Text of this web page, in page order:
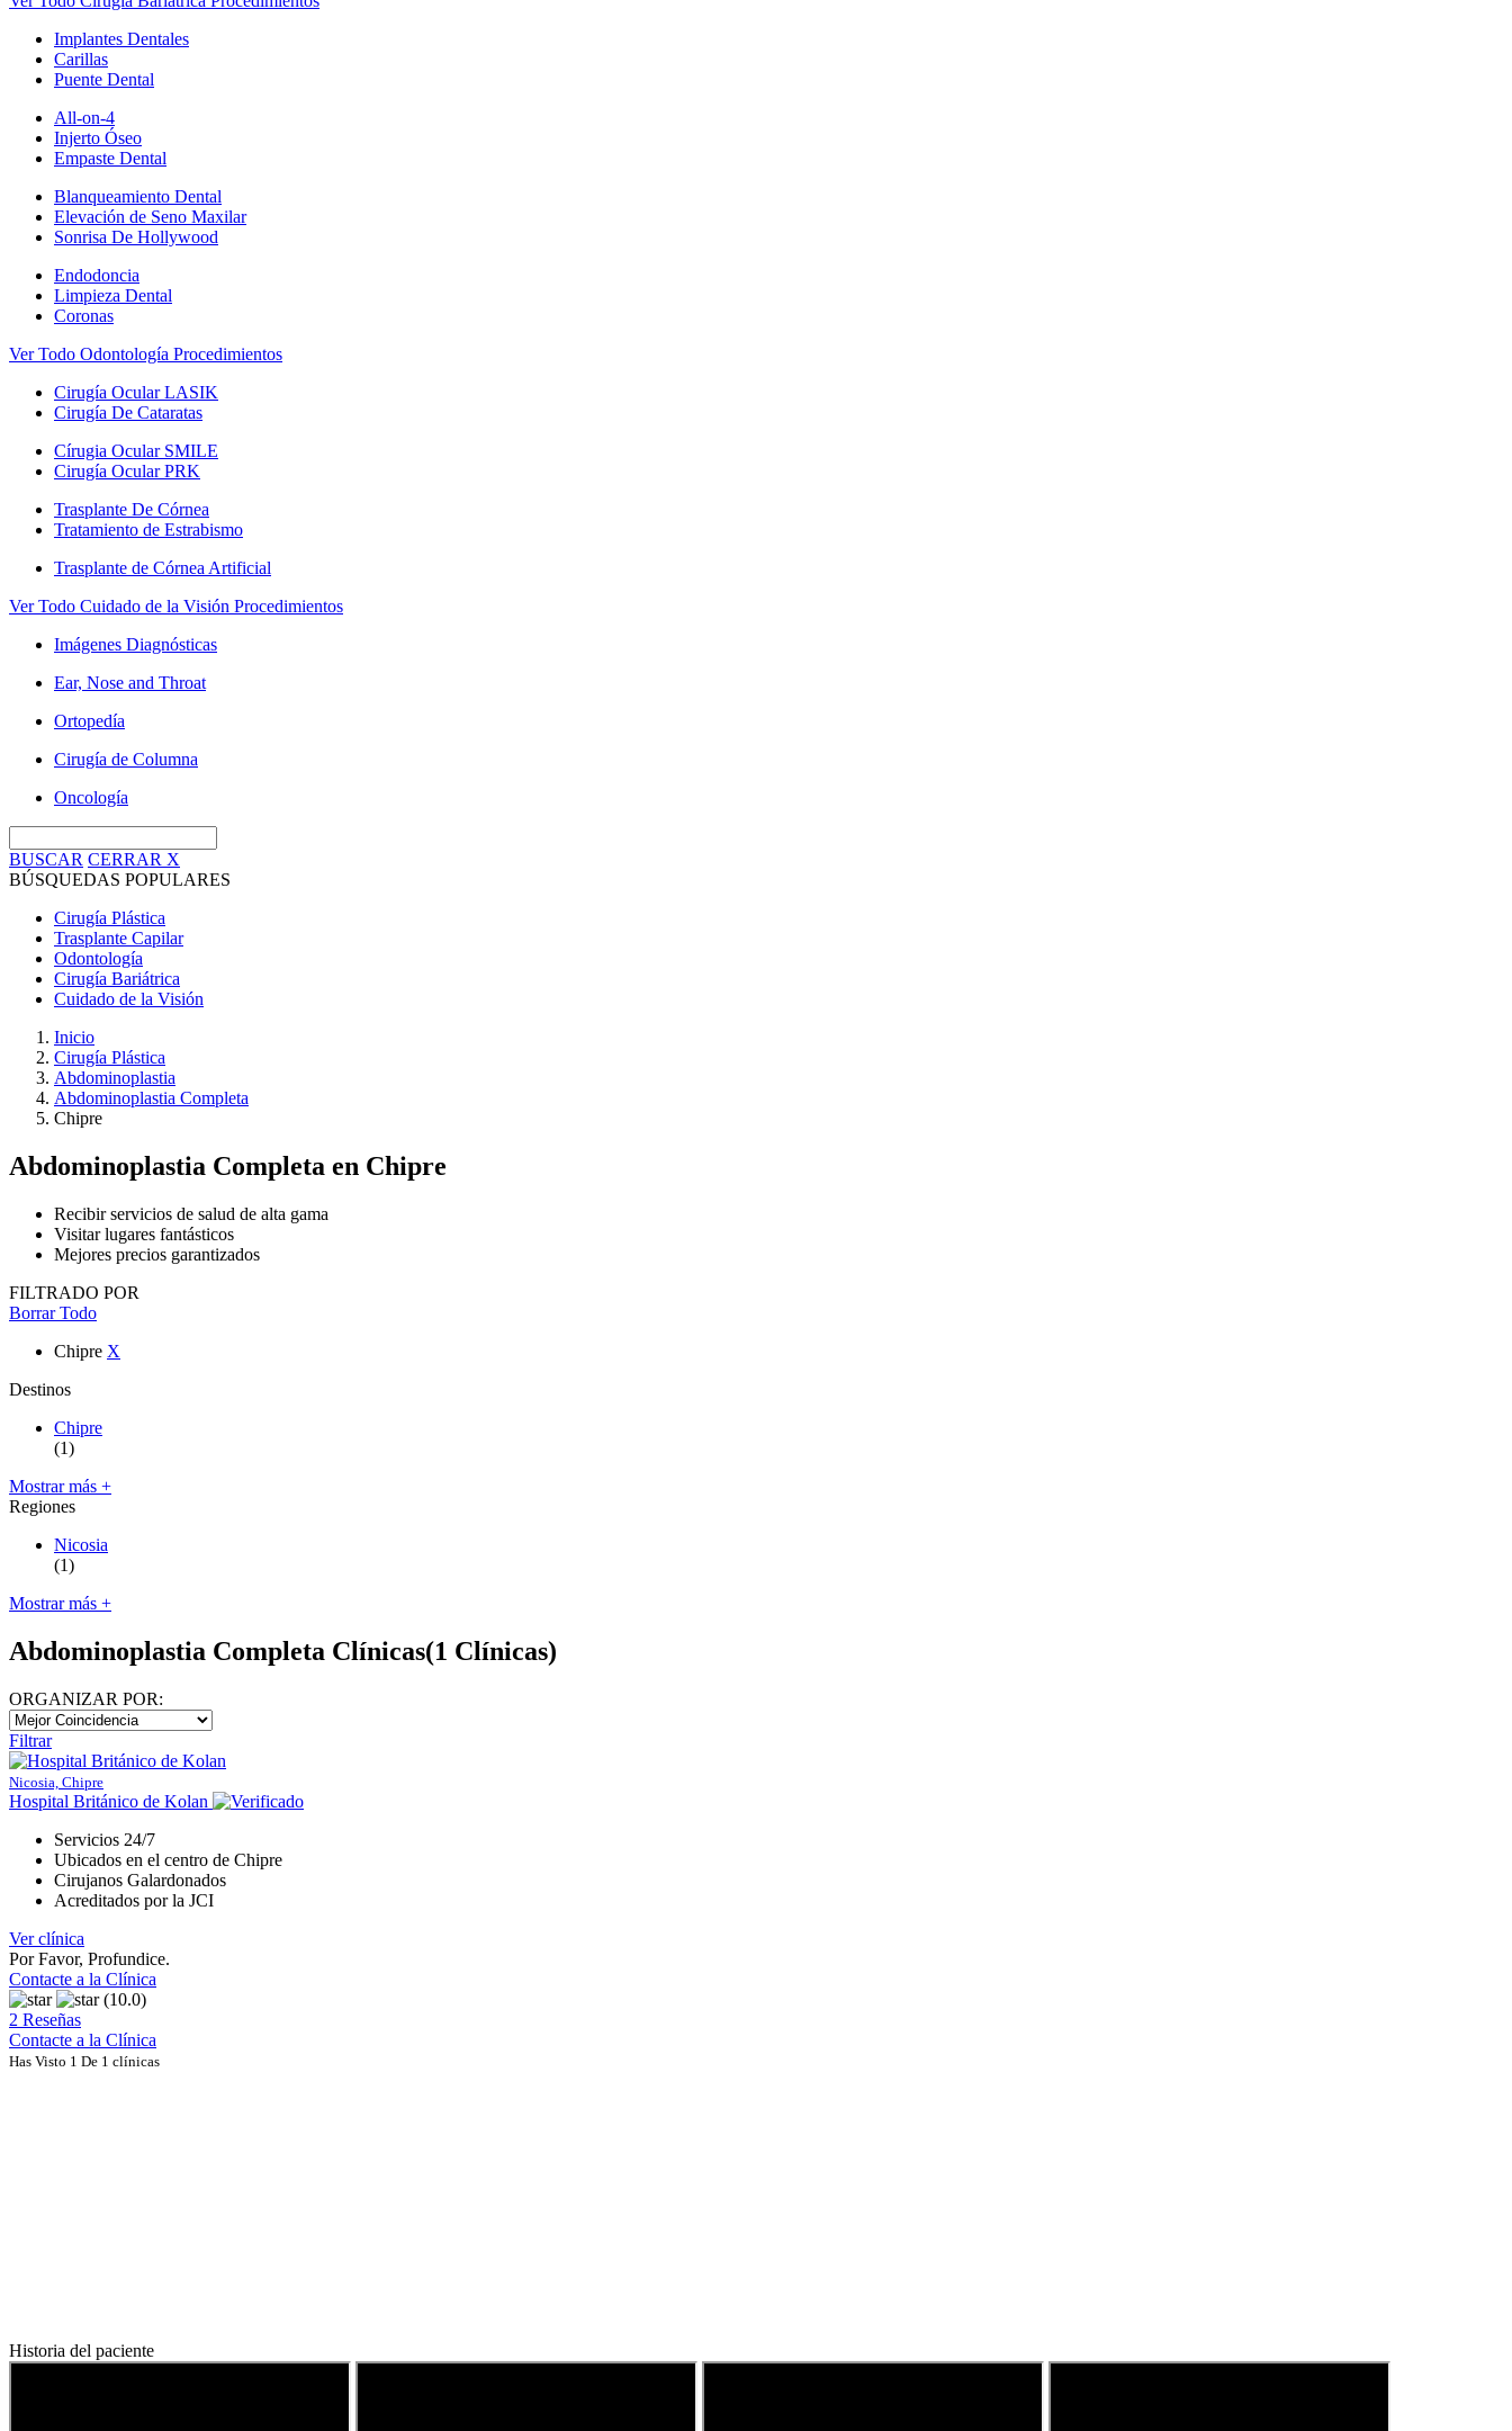
Implantes Dentales
Carillas
Puente Dental
All-on-4
Injerto Óseo
Empaste Dental
Blanqueamiento Dental
Elevación de Seno Maxilar
Sonrisa De Hollywood
Endodoncia
Limpieza Dental
Coronas
Ver Todo Odontología Procedimientos
Cirugía Ocular LASIK
Cirugía De Cataratas
Círugia Ocular SMILE
Cirugía Ocular PRK
Trasplante De Córnea
Tratamiento de Estrabismo
Trasplante de Córnea Artificial
Ver Todo Cuidado de la Visión Procedimientos
Imágenes Diagnósticas
Ear, Nose and Throat
Ortopedía
Cirugía de Columna
Oncología
BUSCAR CERRAR X
BÚSQUEDAS POPULARES
Cirugía Plástica
Trasplante Capilar
Odontología
Cirugía Bariátrica
Cuidado de la Visión
Inicio
Cirugía Plástica
Abdominoplastia
Abdominoplastia Completa
Chipre
Abdominoplastia Completa en Chipre
Recibir servicios de salud de alta gama
Visitar lugares fantásticos
Mejores precios garantizados
FILTRADO POR
Borrar Todo
Chipre X
Destinos
Chipre
(1)
Mostrar más +
Regiones
Nicosia
(1)
Mostrar más +
Abdominoplastia Completa Clínicas(1 Clínicas)
ORGANIZAR POR:
Filtrar
Nicosia, Chipre
Hospital Británico de Kolan
Servicios 24/7
Ubicados en el centro de Chipre
Cirujanos Galardonados
Acreditados por la JCI
Ver clínica
Por Favor, Profundice.
Contacte a la Clínica
(10.0)
2 Reseñas
Contacte a la Clínica
Has Visto 1 De 1 clínicas
Historia del paciente